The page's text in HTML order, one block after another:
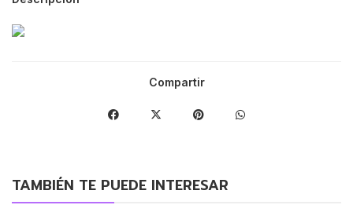
Compartir
TAMBIÉN TE PUEDE INTERESAR